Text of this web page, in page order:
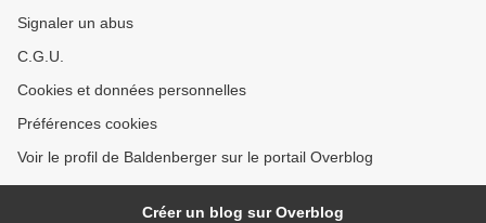
Signaler un abus
C.G.U.
Cookies et données personnelles
Préférences cookies
Voir le profil de Baldenberger sur le portail Overblog
Créer un blog sur Overblog